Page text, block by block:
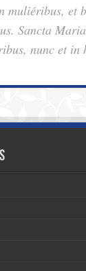
muliéribus, et
Sancta
nunc et